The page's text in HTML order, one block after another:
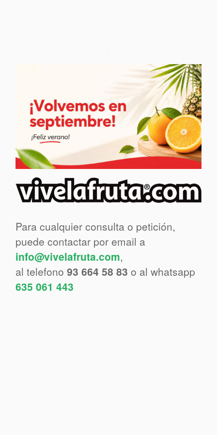
Para cualquier consulta o petición,
puede contactar por email a
info@vivelafruta.com,
al telefono 93 664 58 83 o al whatsapp
635 061 443